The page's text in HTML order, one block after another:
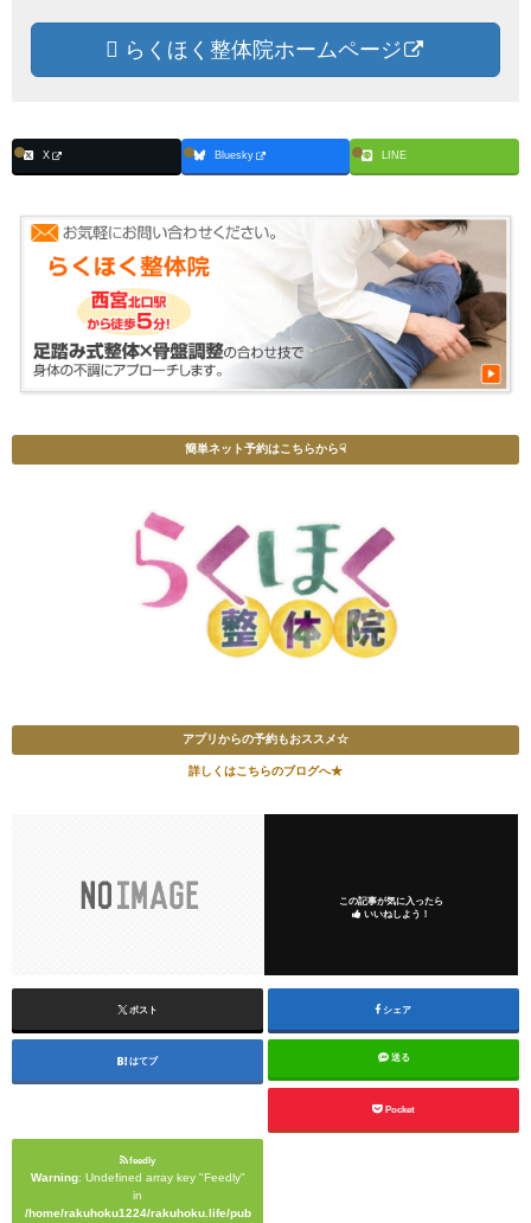
らくほく整体院ホームページ
X Bluesky LINE
簡単ネット予約はこちらから☟
アプリからの予約もおススメ☆
詳しくはこちらのブログへ★
この記事が気に入ったら
いいねしよう！
ポスト シェア
はてブ 送る
Pocket
feedly
Warning: Undefined array key "Feedly"
in
/home/rakuhoku1224/rakuhoku.life/pub